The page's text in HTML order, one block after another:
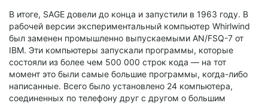
В итоге, SAGE довели до конца и запустили в 1963 году. В
рабочей версии экспериментальный компьютер Whirlwind
был заменен промышленно выпускаемыми AN/FSQ-7 от
IBM. Эти компьютеры запускали программы, которые
состояли из более чем 500 000 строк кода — на тот
момент это были самые большие программы, когда-либо
написанные. Всего было установлено 24 компьютера,
соединенных по телефону друг с другом о большим